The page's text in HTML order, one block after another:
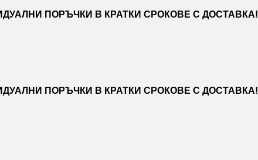
ПОРЪЧКИ В КРАТКИ СРОКОВЕ С ДОСТАВКА!
ПОРЪЧКИ В КРАТКИ СРОКОВЕ С ДОСТАВКА!